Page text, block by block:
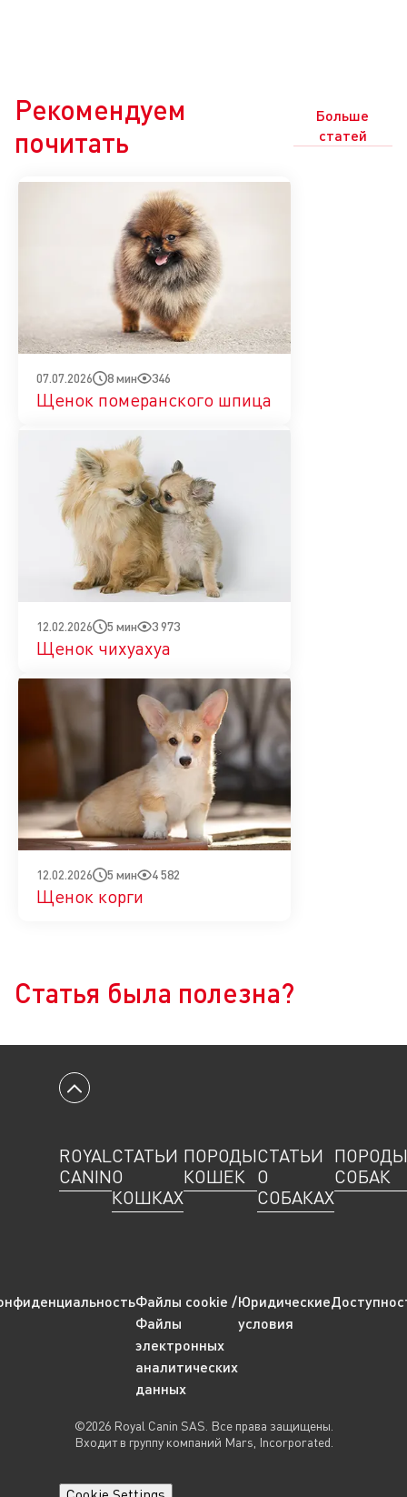
Рекомендуем
почитать
Больше
статей
07.07.2026 8 мин 346
Щенок померанского шпица
12.02.2026 5 мин 3 973
Щенок чихуахуа
12.02.2026 5 мин 4 582
Щенок корги
Статья была полезна?
Вернуться к началу
ROYAL
CANIN
СТАТЬИ
О
КОШКАХ
ПОРОДЫ
КОШЕК
СТАТЬИ
О
СОБАКАХ
ПОРОДЫ
СОБАК
Файлы cookie /
Файлы
электронных
аналитических
данных
Юридические
условия
©2026 Royal Canin SAS. Все права защищены.
Входит в группу компаний Mars, Incorporated.